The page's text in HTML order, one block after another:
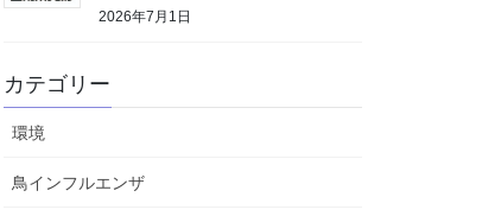
2026年7月1日
カテゴリー
環境
鳥インフルエンザ